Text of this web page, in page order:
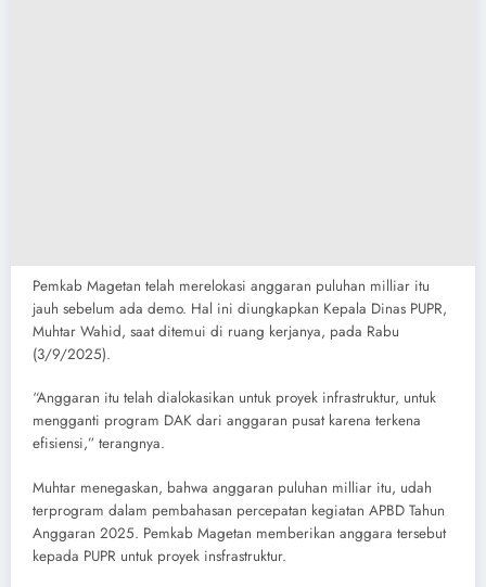
Pemkab Magetan telah merelokasi anggaran puluhan milliar itu
jauh sebelum ada demo. Hal ini diungkapkan Kepala Dinas PUPR,
Muhtar Wahid, saat ditemui di ruang kerjanya, pada Rabu
(3/9/2025).
“Anggaran itu telah dialokasikan untuk proyek infrastruktur, untuk
mengganti program DAK dari anggaran pusat karena terkena
efisiensi,” terangnya.
Muhtar menegaskan, bahwa anggaran puluhan milliar itu, udah
terprogram dalam pembahasan percepatan kegiatan APBD Tahun
Anggaran 2025. Pemkab Magetan memberikan anggara tersebut
kepada PUPR untuk proyek insfrastruktur.